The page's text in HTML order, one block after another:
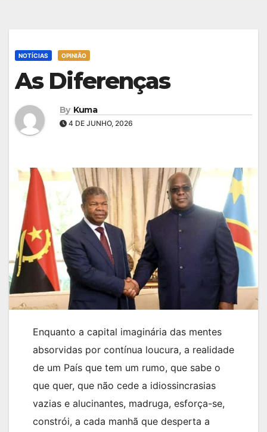
NOTÍCIAS OPINIÃO
As Diferenças
By Kuma
4 DE JUNHO, 2026
Enquanto a capital imaginária das mentes
absorvidas por contínua loucura, a realidade
de um País que tem um rumo, que sabe o
que quer, que não cede a idiossincrasias
vazias e alucinantes, madruga, esforça-se,
constrói, a cada manhã que desperta a